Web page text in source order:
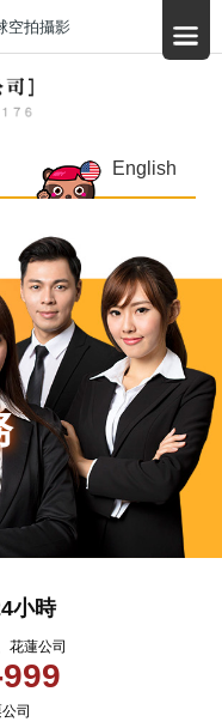
English
小時
花蓮公司
司
空拍攝影